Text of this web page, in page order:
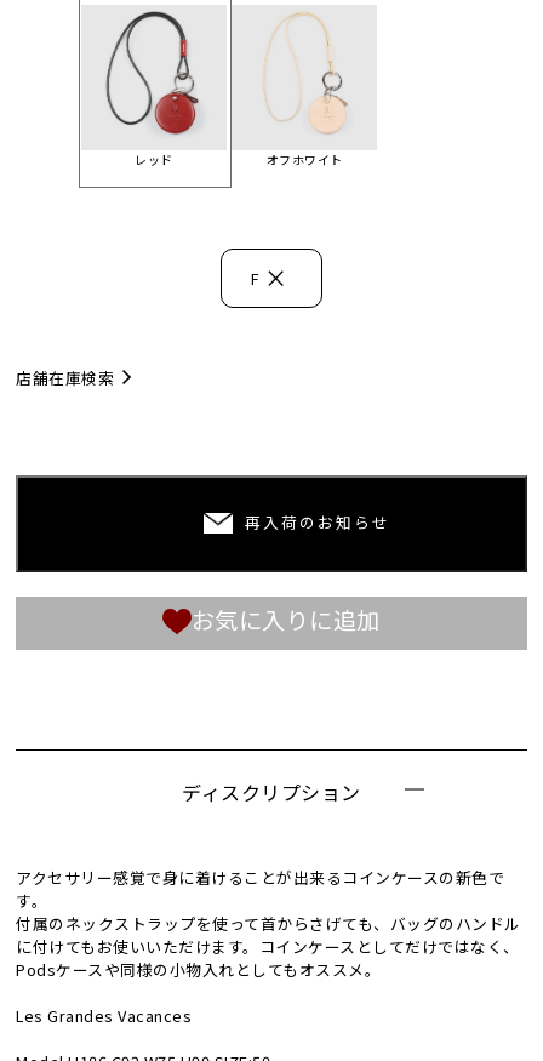
レッド オフホワイト
F ×
店舗在庫検索
再入荷のお知らせ
お気に入りに追加
ディスクリプション
アクセサリー感覚で身に着けることが出来るコインケースの新色で
す。
付属のネックストラップを使って首からさげても、バッグのハンドル
に付けてもお使いいただけます。コインケースとしてだけではなく、
Podsケースや同様の小物入れとしてもオススメ。
Les Grandes Vacances